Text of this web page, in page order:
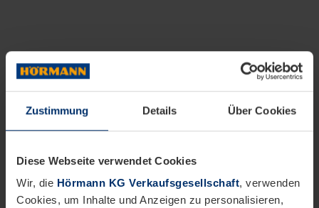
Zustimmung Details Über Cookies
Diese Webseite verwendet Cookies
Wir, die Hörmann KG Verkaufsgesellschaft, verwenden
Cookies, um Inhalte und Anzeigen zu personalisieren,